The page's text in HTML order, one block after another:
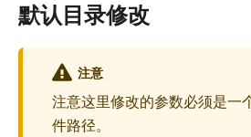
默认目录修改
注意
注意这里修改的参数必须是一
件路径。